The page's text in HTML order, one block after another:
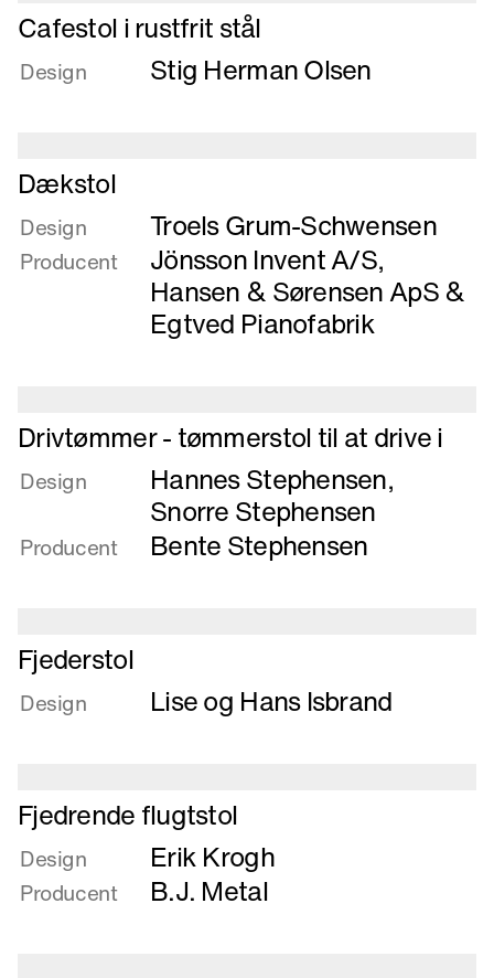
stål
Læs
mere
om
stål
Cafestol i rustfrit stål
Design Stig Herman Olsen
Læs
mere
om
Dækstol
Dækstol
Design Troels Grum-Schwensen
Producent Jönsson Invent A/S,
Hansen & Sørensen ApS&
Egtved Pianofabrik
Læs
mere
om
tømmerstol
i
Drivtømmer - tømmerstol til at drive i
Design Hannes Stephensen,
Snorre Stephensen
Producent Bente Stephensen
Læs
mere
om
Fjederstol
Design Lise og Hans Isbrand
Læs
mere
om
Fjedrende
flugtstol
Fjedrende flugtstol
Design Erik Krogh
Producent B.J. Metal